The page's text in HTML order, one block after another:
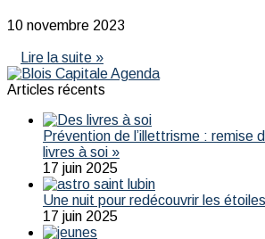
10 novembre 2023
Lire la suite »
Articles récents
Prévention de l’illettrisme : remise
livres à soi »
17 juin 2025
Une nuit pour redécouvrir les
17 juin 2025